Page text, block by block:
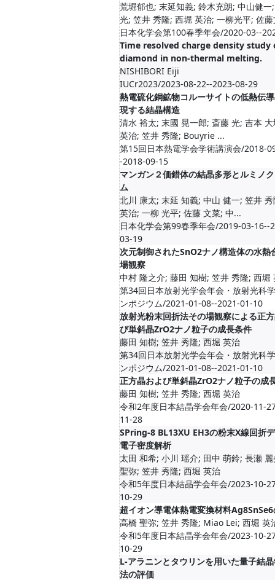
荒堀郁也; 末延知義; 鈴木充朗; 中山健一
光; 笠井 秀隆; 西堀 英治; 一柳光平; 佐
日本化学会第100春季年会/2020-03--
Time resolved charge density study
diamond in non-thermal melting.
NISHIBORI Eiji
IUCr2023/2023-08-22--2023-08-29
熱電硫化銅鉱物コルーサイトの低熱伝
現する結晶構造
清水 裕太; 末國 晃一郎; 斎藤 光; 吉本
英治; 笠井 秀隆; Bouyrie ...
第15回日本熱電学会学術講演会/2018-
-2018-09-15
マンガン２価錯体の結晶多形とルミノ
ム
北川 康太; 末延 知義; 中山 健一; 笠井
英治; 一柳 光平; 佐藤 文菜; 中...
日本化学会第99春季年会/2019-03-16--
03-19
次元制御されたSnO2ナノ構造体の水熱
場観察
中村 隆之介; 藤田 知樹; 笠井 秀隆; 西堀
第34回日本放射光学会年会・放射光科
ンポジウム/2021-01-08--2021-01-10
放射光粉末回折法その場観察による正
び単斜晶ZrO2ナノ粒子の成長条件
藤田 知樹; 笠井 秀隆; 西堀 英治
第34回日本放射光学会年会・放射光科
ンポジウム/2021-01-08--2021-01-10
正方晶および単斜晶ZrO2ナノ粒子の成
藤田 知樹; 笠井 秀隆; 西堀 英治
令和2年度日本結晶学会年会/2020-11-
11-28
SPring-8 BL13XU EH3の粉末X線回折
電子密度解析
太田 和希; 小川 瑶介; 田中 萌鈴; 長瀬
聖弥; 笠井 秀隆; 西堀 英治
令和5年度日本結晶学会年会/2023-10-
10-29
超イオン導電体熱電変換材料
高橋 聖弥; 笠井 秀隆; Miao Lei; 西堀 英
令和5年度日本結晶学会年会/2023-10-
10-29
L-アラニンとタウリンを用いた量子結
法の評価